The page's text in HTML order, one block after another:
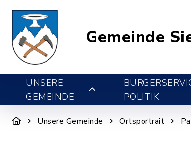
Gemeinde
UNSERE
GEMEINDE
POLITIK
Unsere Gemeinde Ortsportrait